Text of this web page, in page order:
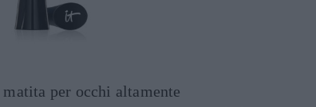
matita per occhi altamente